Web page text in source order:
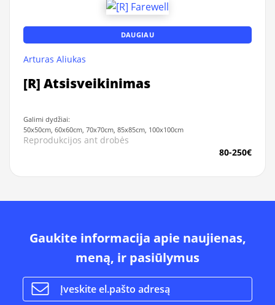
DAUGIAU
Arturas Aliukas
[R] Atsisveikinimas
Galimi dydžiai:
50x50cm, 60x60cm, 70x70cm, 85x85cm, 100x100cm
Reprodukcijos ant drobės
80-250€
Gaukite informacija apie naujienas,
meną, ir pasiūlymus